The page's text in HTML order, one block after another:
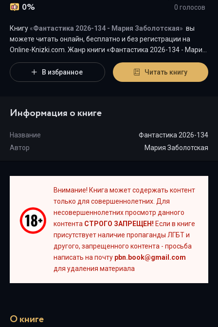
0% 0 голосов
Книгу «Фантастика 2026-134 - Мария Заболотская» вы
можете читать онлайн, бесплатно и без регистрации на
Оnline-Knizki.com. Жанр книги «Фантастика 2026-134 - Мария
наиболее популярным жанром для современного читателя,
а книга "Фантастика 2026-134" от автора Мария Заболотская
В избранное Читать книгу
Информация о книге
Название
Фантастика 2026-134
Автор
Мария Заболотская
Внимание! Книга может содержать контент
только для совершеннолетних. Для
несовершеннолетних просмотр данного
контента СТРОГО ЗАПРЕЩЕН! Если в книге
присутствует наличие пропаганды ЛГБТ и
другого, запрещенного контента - просьба
написать на почту pbn.book@gmail.com
для удаления материала
О книге